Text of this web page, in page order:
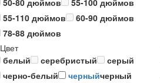
55-110 дюймов
60-90 дюймов
78-88 дюймов
Цвет
белый
серебристый
серый
черно-белый
черныйчерный